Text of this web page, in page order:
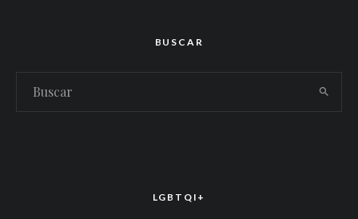
BUSCAR
LGBTQI+